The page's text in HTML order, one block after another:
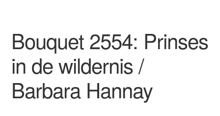
Bouquet 2554: Prinses
in de wildernis /
Barbara Hannay